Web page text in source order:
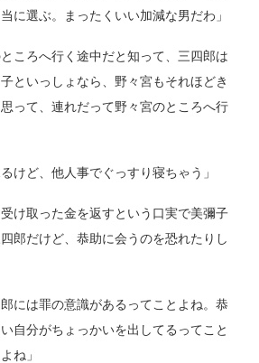
に選ぶ。まったくいい加減な男だわ」
ころへ行く途中だと知って、三四郎は
といっしょなら、野々宮もそれほどき
って、連れだって野々宮のところへ行
けど、他人事でぐっすり寝ちゃう」
け取った金を返すという口実で美彌子
郎だけど、恭助に会うのを恐れたりし
には罪の意識があるってことよね。恭
自分がちょっかいを出してるってこと
ね」